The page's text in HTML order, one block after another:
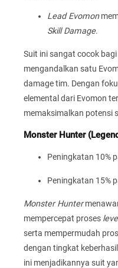
Lead Evomon
Skill Damage.
Suit ini sangat cocok
mengandalkan satu
damage tim. Dengan
elemental dari Evomon
memaksimalkan potensi
Monster Hunter
Peningkatan 10%
Peningkatan 15%
Monster Hunter
mempercepat proses
serta mempermudah
dengan tingkat
ini menjadikannya suit